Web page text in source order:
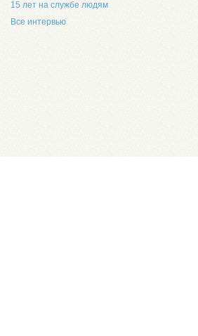
15 лет на службе людям
Все интервью